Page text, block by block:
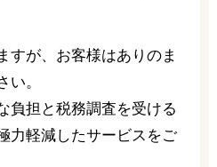
すが、お客様はありのま
い。
負担と税務調査を受ける
力軽減したサービスをご